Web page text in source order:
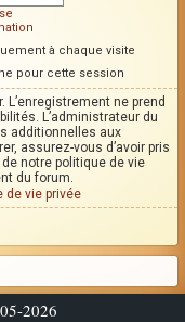
à chaque visite
pour cette session
ne prend
L’administrateur du
additionnelles aux
assurez-vous d’avoir pris
notre politique de vie
du forum.
de vie privée
2026